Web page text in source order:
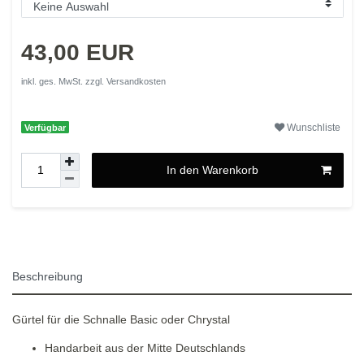
43,00 EUR
inkl. ges. MwSt. zzgl. Versandkosten
Verfügbar Wunschliste
In den Warenkorb
Beschreibung
Gürtel für die Schnalle Basic oder Chrystal
Handarbeit aus der Mitte Deutschlands